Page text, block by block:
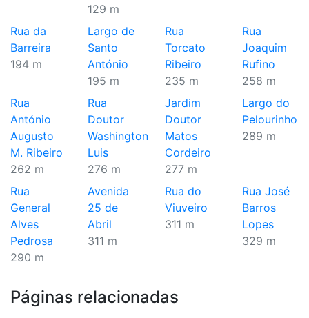
129 m
Rua da
Barreira
194 m
Largo de
Santo
António
195 m
Rua
Torcato
Ribeiro
235 m
Rua
Joaquim
Rufino
258 m
Rua
António
Augusto
M. Ribeiro
262 m
Rua
Doutor
Washington
Luis
276 m
Jardim
Doutor
Matos
Cordeiro
277 m
Largo do
Pelourinho
289 m
Rua
General
Alves
Pedrosa
290 m
Avenida
25 de
Abril
311 m
Rua do
Viuveiro
311 m
Rua José
Barros
Lopes
329 m
Páginas relacionadas